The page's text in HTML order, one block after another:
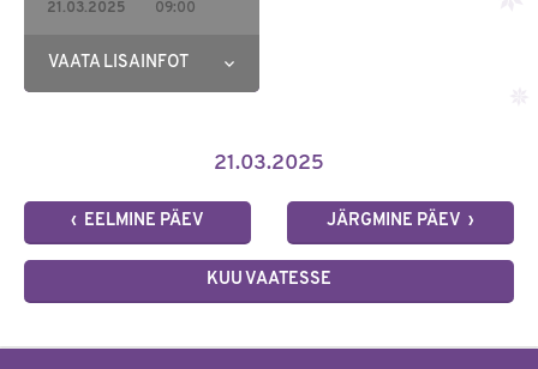
21.03.2025 09:00
VAATA LISAINFOT
‹ EELMINE PÄEV
21.03.2025
JÄRGMINE PÄEV ›
KUU VAATESSE